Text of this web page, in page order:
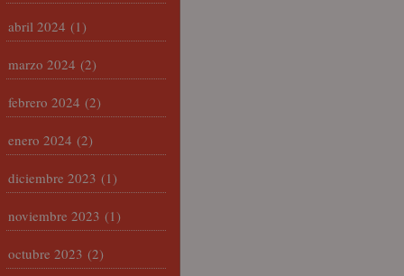
abril 2024 (1)
marzo 2024 (2)
febrero 2024 (2)
enero 2024 (2)
diciembre 2023 (1)
noviembre 2023 (1)
octubre 2023 (2)